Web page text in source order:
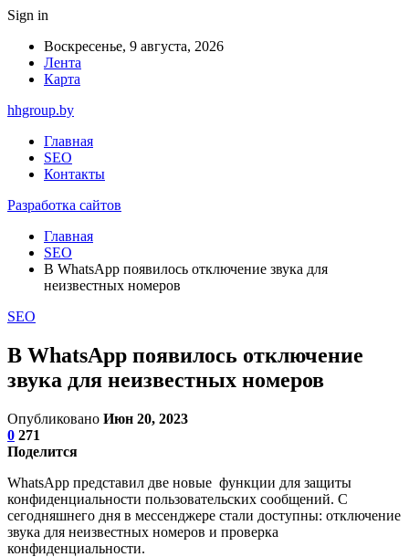
Sign in
Воскресенье, 9 августа, 2026
Лента
Карта
hhgroup.by
Главная
SEO
Контакты
Разработка сайтов
Главная
SEO
В WhatsApp появилось отключение звука для
неизвестных номеров
SEO
В WhatsApp появилось отключение
звука для неизвестных номеров
Опубликовано Июн 20, 2023
0 271
Поделится
WhatsApp представил две новые функции для защиты
конфиденциальности пользовательских сообщений. С
сегодняшнего дня в мессенджере стали доступны: отключение
звука для неизвестных номеров и проверка
конфиденциальности.